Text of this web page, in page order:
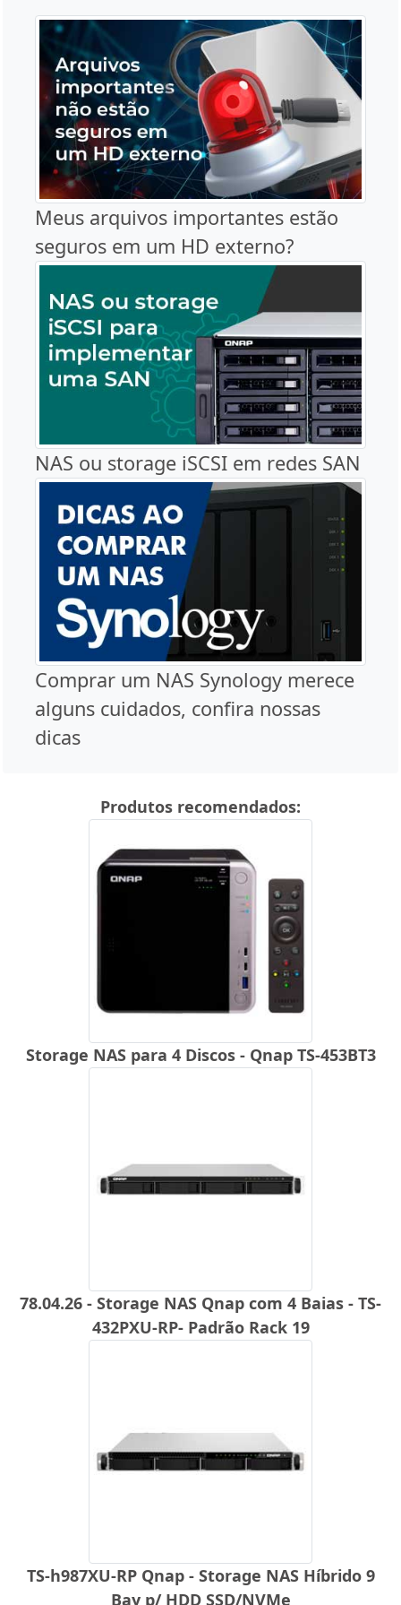
Meus arquivos importantes estão
seguros em um HD externo?
NAS ou storage iSCSI em redes SAN
Comprar um NAS Synology merece
alguns cuidados, confira nossas
dicas
Produtos recomendados:
Storage NAS para 4 Discos - Qnap TS-453BT3
78.04.26 - Storage NAS Qnap com 4 Baias - TS-
432PXU-RP- Padrão Rack 19
TS-h987XU-RP Qnap - Storage NAS Híbrido 9
Bay p/ HDD SSD/NVMe